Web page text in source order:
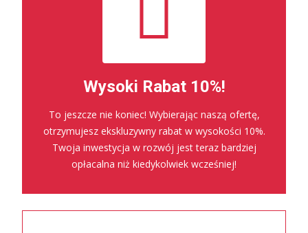
Wysoki Rabat 10%!
To jeszcze nie koniec! Wybierając naszą ofertę,
otrzymujesz ekskluzywny rabat w wysokości 10%.
Twoja inwestycja w rozwój jest teraz bardziej
opłacalna niż kiedykolwiek wcześniej!